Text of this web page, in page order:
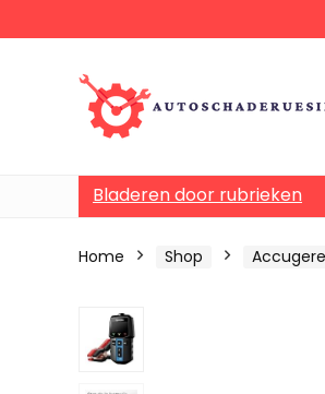
Bladeren door rubrieken
Home Shop